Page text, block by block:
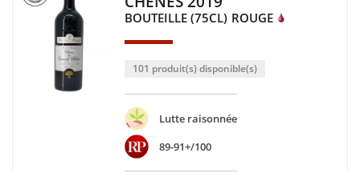
BOUTEILLE (75CL) ROUGE
101 produit(s) disponible(s)
Lutte raisonnée
89-91+/100